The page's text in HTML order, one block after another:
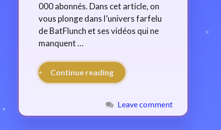
000 abonnés. Dans cet article, on
vous plonge dans l’univers farfelu
de BatFlunch et ses vidéos qui ne
manquent …
Continue reading
Leave comment